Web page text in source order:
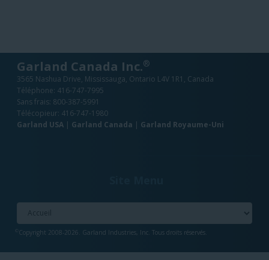
Garland Canada Inc.®
3565 Nashua Drive, Mississauga, Ontario L4V 1R1, Canada
Téléphone: 416-747-7995
Sans frais: 800-387-5991
Télécopieur: 416-747-1980
Garland USA| Garland Canada | Garland Royaume-Uni
Copyright 2008-2026. Garland Industries, Inc. Tous droits réservés.